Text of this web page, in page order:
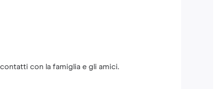
con la famiglia e gli amici.